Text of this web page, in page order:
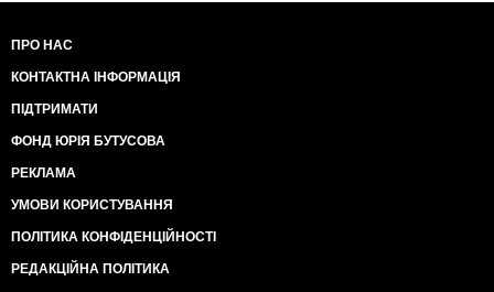
ПРО НАС
КОНТАКТНА ІНФОРМАЦІЯ
ПІДТРИМАТИ
ФОНД ЮРІЯ БУТУСОВА
РЕКЛАМА
УМОВИ КОРИСТУВАННЯ
ПОЛІТИКА КОНФІДЕНЦІЙНОСТІ
РЕДАКЦІЙНА ПОЛІТИКА